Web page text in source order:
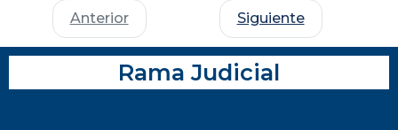
Anterior Siguiente
Rama Judicial